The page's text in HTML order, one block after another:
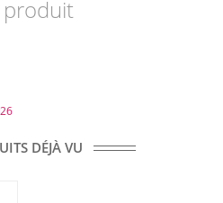
produit
DÉJÀ VU